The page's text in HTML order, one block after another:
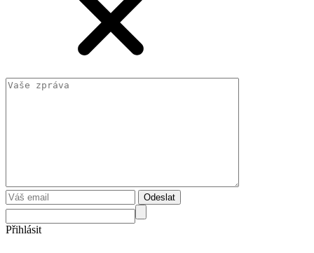
Odeslat
Přihlásit